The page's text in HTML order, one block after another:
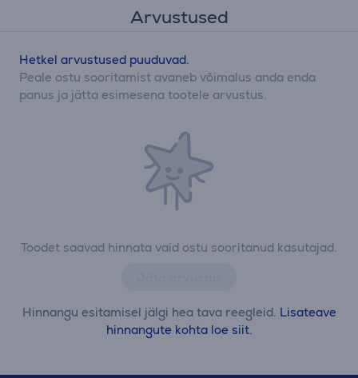
Arvustused
Toodet saavad hinnata vaid ostu sooritanud kasutajad.
Hinnangu esitamisel jälgi hea tava reegleid. Lisateave
hinnangute kohta loe siit.
Hetkel arvustused puuduvad.
Peale ostu sooritamist avaneb võimalus anda enda
panus ja jätta esimesena tootele arvustus.